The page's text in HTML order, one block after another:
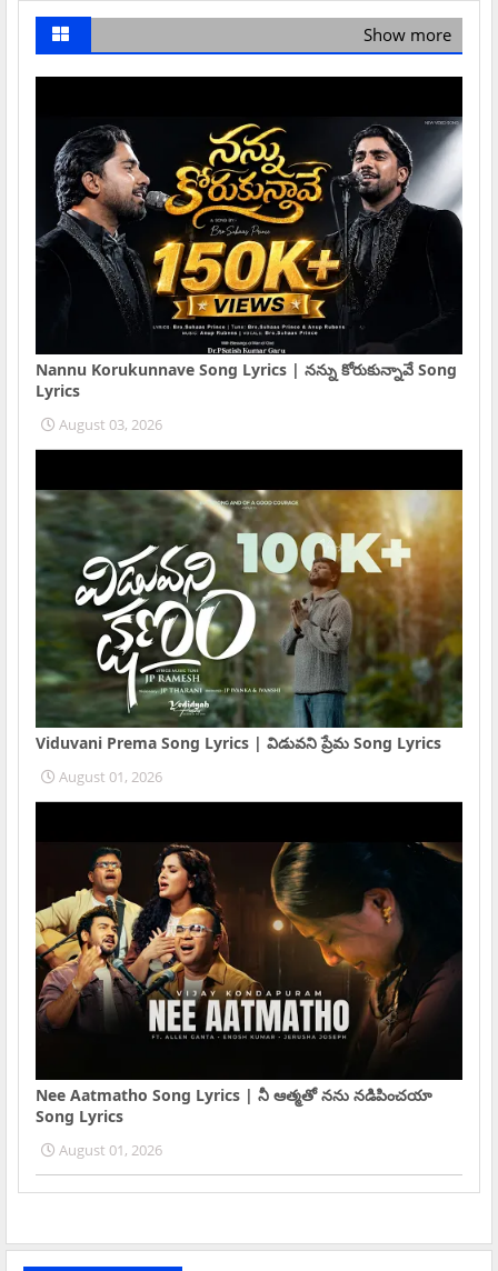
Show more
Nannu Korukunnave Song Lyrics | నన్ను కోరుకున్నావే Song
Lyrics
August 03, 2026
Viduvani Prema Song Lyrics | విడువని ప్రేమ Song Lyrics
August 01, 2026
Nee Aatmatho Song Lyrics | నీ ఆత్మతో నను నడిపించయా
Song Lyrics
August 01, 2026